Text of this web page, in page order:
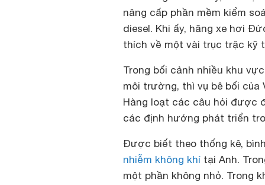
nâng cấp phần mềm kiểm
diesel. Khi ấy, hãng xe hơi
thích về một vài trục trặc kỹ
Trong bối cảnh nhiều khu
môi trường, thì vụ bê bối
Hàng loạt các câu hỏi được
các định hướng phát triển
Được biết theo thống kê,
nhiễm không khí tại Anh.
một phần không nhỏ. Trong